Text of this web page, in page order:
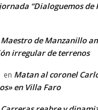
“Dialoguemos de
de Manzanillo
irregular de terrenos
en Matan al coronel
en Villa Faro